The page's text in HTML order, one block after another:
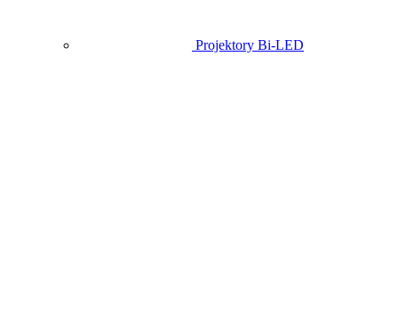
Projektory Bi-LED